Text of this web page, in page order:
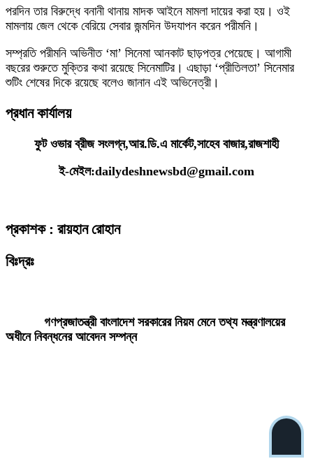
পরদিন তার বিরুদ্ধে বনানী থানায় মাদক আইনে মামলা দায়ের করা হয়। ওই
মামলায় জেল থেকে বেরিয়ে সেবার জন্মদিন উদযাপন করেন পরীমনি।
সম্প্রতি পরীমনি অভিনীত ‘মা’ সিনেমা আনকাট ছাড়পত্র পেয়েছে। আগামী
বছরের শুরুতে মুক্তির কথা রয়েছে সিনেমাটির। এছাড়া ‘প্রীতিলতা’ সিনেমার
শুটিং শেষের দিকে রয়েছে বলেও জানান এই অভিনেত্রী।
প্রধান কার্যালয়
ফুট ওভার ব্রীজ সংলগ্ন,আর.ডি.এ মার্কেট,সাহেব বাজার,রাজশাহী
ই-মেইল:dailydeshnewsbd@gmail.com
প্রকাশক : রায়হান রোহান
বিঃদ্রঃ
গণপ্রজাতন্ত্রী বাংলাদেশ সরকারের নিয়ম মেনে তথ্য মন্ত্রণালয়ের
অধীনে নিবন্ধনের আবেদন সম্পন্ন